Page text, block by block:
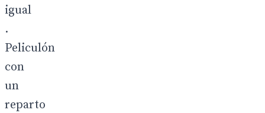
igual
.
Peliculón
con
un
reparto